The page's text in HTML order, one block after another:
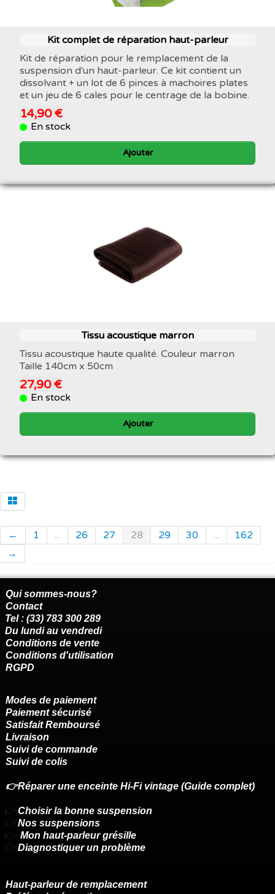
Kit complet de réparation haut-parleur
Kit de réparation pour le remplacement de la
suspension d'un haut-parleur. Ce kit contient un
dissolvant + un lot de 6 pinces à machoires plates
et un jeu de 6 cales pour le centrage de la bobine.
14,90 €
En stock
Ajouter
Tissu acoustique marron
Tissu acoustique haute qualité. Couleur marron
Taille 140cm x 50cm
27,90 €
En stock
Ajouter
← 1 ... 26 27 28 29 30 ...
162
→
Qui sommes-nous?
Contact
Tel : (33) 783 300 289
Du lundi au vendredi
Conditions de vente
Conditions d'utilisation
RGPD
Modes de paiement
Paiement sécurisé
Satisfait Remboursé
Livraison
Suivi de commande
Suivi de colis
👉Réparer une enceinte Hi-Fi vintage (Guide complet)
👉 Choisir la bonne suspension
👉 Nos suspensions
👉 Mon haut-parleur grésille
👉 Diagnostiquer un problème
Haut-parleur de remplacement